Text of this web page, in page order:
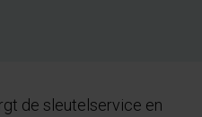
de sleutelservice en